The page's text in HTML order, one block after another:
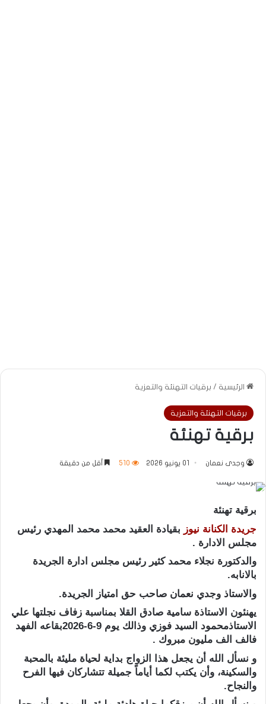
الرئيسية / برقيات التهنئة والتعزية
برقيات التهنئة والتعزية
برقية تهنئة
وجدى نعمان 01 يونيو 2026 510 أقل من دقيقة
برقية تهنئة
جريدة الكنانة نيوز بقيادة العقيد محمد محمد المهدي رئيس
مجلس الادارة .
والدكتورة نجلاء محمد كثير رئيس مجلس ادارة الجريدة
بالانابه.
والاستاذ وجدي نعمان صاحب حق امتياز الجريدة.
يهنئون الاستاذة سامية صادق القلا بمناسبة زفاف نجلتها علي
الاستاذمحمود السيد فوزي وذالك يوم 9-6-2026بقاعه الفهد
فالف الف مليون مبروك .
و نسأل الله أن يجعل هذا الزواج بداية لحياة مليئة بالمحبة
والسكينة، وأن يكتب لكما أياماً جميلة تتشاركان فيها الفرح
والنجاح.